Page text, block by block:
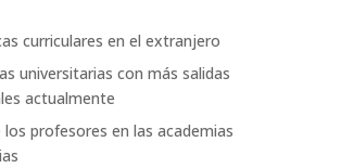
curriculares en el extranjero
universitarias con más salidas
actualmente
los profesores en las academias